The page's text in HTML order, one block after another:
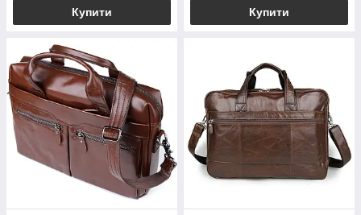
Купити Купити